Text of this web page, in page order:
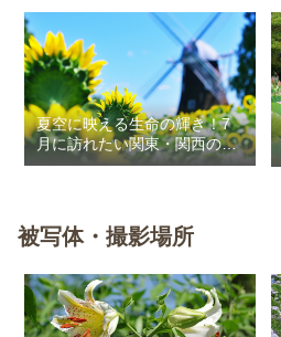
夏空に映える生命の輝き！7
月に訪れたい関東・関西のお
花畑
被写体・撮影場所